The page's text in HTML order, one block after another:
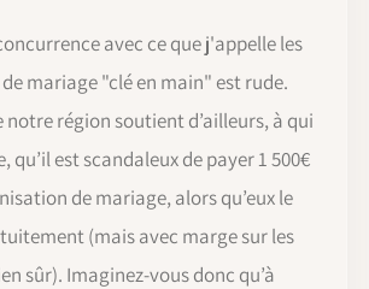
avec ce que j'appelle les
mariage "clé en main" est rude.
notre région soutient d’ailleurs, à qui
qu’il est scandaleux de payer 1 500€
de mariage, alors qu’eux le
(mais avec marge sur les
sûr). Imaginez-vous donc qu’à